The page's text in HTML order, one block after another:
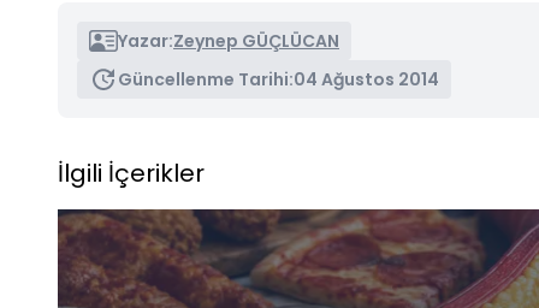
Yazar:Zeynep GÜÇLÜCAN
Güncellenme Tarihi:04 Ağustos 2014
İlgili İçerikler